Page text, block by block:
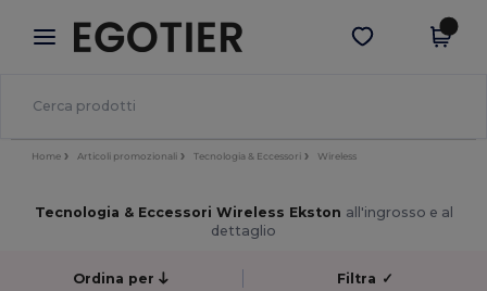
× App Egotier
Prezzi migliori sull'app!
Scarica app
Home Articoli promozionali Tecnologia & Eccessori Wireless
Tecnologia & Eccessori Wireless Ekston all'ingrosso e al
dettaglio
Ordina per Filtra ✓